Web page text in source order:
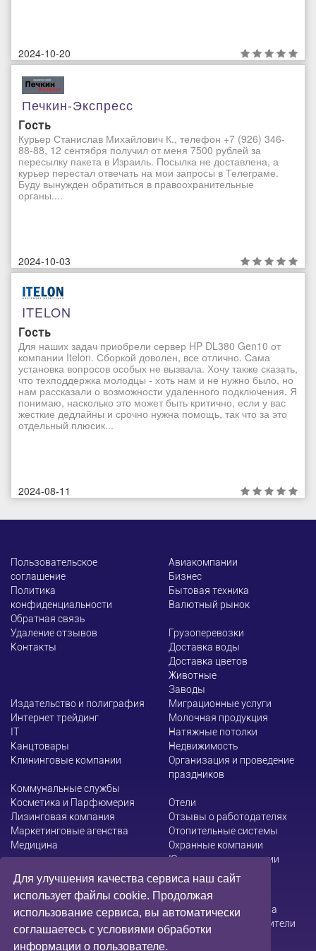
Для улучшения качества сервиса наш сайт
использует файлы cookie. Продолжая
использование сервиса, вы автоматически
соглашаетесь с условиями обработки
информации о пользователе.
2024-10-20
Печкин-Экспресс
Гость
Курьер Станислав Михайлович К., телефон +7 (926) 346-
88-88, 12 сентября получил от меня 7500 рублей за
пересылку пакета в Израиль. Посылка не доставлена, а
курьер перестал отвечать на мои запросы в Телеграме.
Буду вынужден обратиться в правоохранительные
органы....
2024-10-03
ITELON
Гость
Для наших задач приобрели сервер HP DL380 Gen10 от
компании Itelon. Сборкой доволен, все отлично. Сама
установка вопросов особых не вызвала. Хочу также сказать,
что техподдержка молодцы - хоть нам и не нужно было, но
нам рассказали о возможности удаленного подключения. Я
понимаю, насколько это может быть критично, если у вас
жесткие дедлайны и срочно нужна помощь, так что за это
отдельный плюсик...
2024-08-11
Пользовательское
соглашение
Политика
конфиденциальности
Обратная связь
Удаление отзывов
Контакты
Авиакомпании
Бизнес
Бытовая техника
Валютный рынок
Грузоперевозки
Доставка воды
Доставка цветов
Животные
Заводы
Издательство и полиграфия
Интернет трейдинг
ІТ
Канцтовары
Клининговые компании
Коммунальные службы
Косметика и Парфюмерия
Лизинговая компания
Маркетинговые агенства
Медицина
Миграционные услуги
Молочная продукция
Натяжные потолки
Недвижимость
Организация и проведение
праздников
Отели
Отзывы о работодателях
Отопительные системы
Охранные компании
Юридические компании
Администрация сайта не несет ответственности за
содержание информации, которую размещают посетители